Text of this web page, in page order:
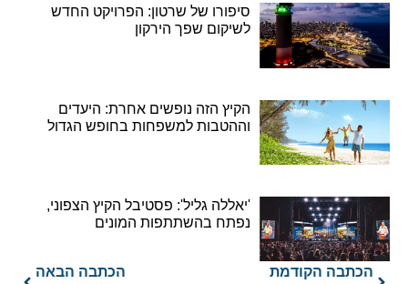
סיפורו של שרטון: הפרויקט החדש
לשיקום שפך הירקון
הקיץ הזה נופשים אחרת: היעדים
וההטבות למשפחות בחופש הגדול
'יאללה גליל': פסטיבל הקיץ הצפוני,
נפתח בהשתתפות המונים
הכתבה הקודמת הכתבה הבאה